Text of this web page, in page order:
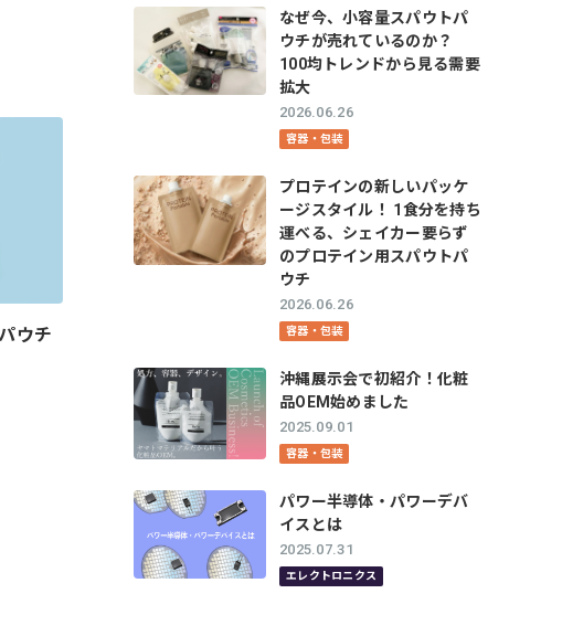
ウチ
なぜ今、小容量スパウトパ
ウチが売れているのか？
100均トレンドから見る需要
拡大
2026.06.26
容器・包装
プロテインの新しいパッケ
ージスタイル！ 1食分を持ち
運べる、シェイカー要らず
のプロテイン用スパウトパ
ウチ
2026.06.26
容器・包装
沖縄展示会で初紹介！化粧
品OEM始めました
2025.09.01
容器・包装
パワー半導体・パワーデバ
イスとは
2025.07.31
エレクトロニクス